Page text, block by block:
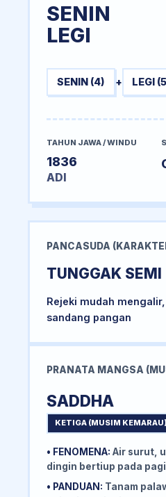
SENIN
LEGI
SENIN (4) + LEGI
TAHUN JAWA / WINDU
1836
ADI
PANCASUDA
TUNGGAK SEMI
Rejeki mudah
sandang pangan
PRANATA MANGSA
SADDHA
KETIGA (MUSIM KEMARAU)
• FENOMENA: Air surut,
dingin bertiup pada
• PANDUAN: Tanam